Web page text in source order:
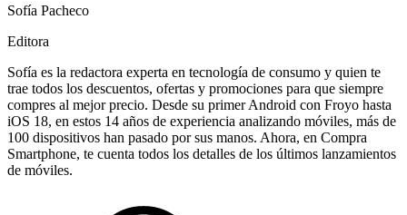
Sofía Pacheco
Editora
Sofía es la redactora experta en tecnología de consumo y quien te
trae todos los descuentos, ofertas y promociones para que siempre
compres al mejor precio. Desde su primer Android con Froyo hasta
iOS 18, en estos 14 años de experiencia analizando móviles, más de
100 dispositivos han pasado por sus manos. Ahora, en Compra
Smartphone, te cuenta todos los detalles de los últimos lanzamientos
de móviles.